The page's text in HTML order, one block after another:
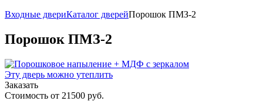
Входные двериКаталог дверейПорошок ПМЗ-2
Порошок ПМЗ-2
Эту дверь можно утеплить
Заказать
Стоимость от 21500 руб.